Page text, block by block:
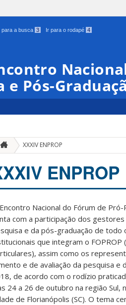
para a busca 3 Ir para o rodapé 4
e Pós-
XXXIV ENPROP
ENPROP
Nacional do Fórum de
com a participação dos
e da pós-graduação de
que integram o
assim como os
e de avaliação da pesquisa e
de acordo com o rodízio
24 a 26 de outubro na região Sul,
de Florianópolis (SC). O tema